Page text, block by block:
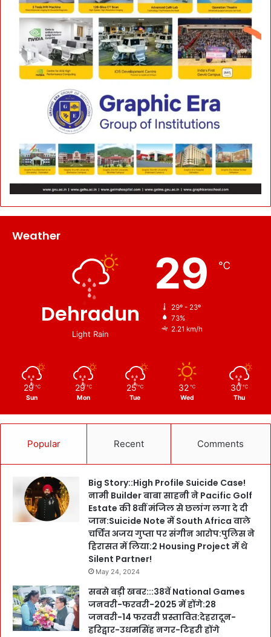
Weather
Dehradun
Light Rain
29 ℃
29º - 23º
73%
2.21 km/h
29 ℃
Sun
29 ℃
Mon
25 ℃
Tue
32 ℃
Wed
30 ℃
Thu
Popular Recent Comments
Big Story::High Profile Suicide Case!
नामी Builder बाबा साहनी ने Pacific Golf
Estate की 8वीं मंजिल से छलांग लगा दे दी
जान:Suicide Note में South Africa वाले
चर्चित अजय गुप्ता पर संगीन आरोप:पुलिस ने
हिरासत में लिया:2 Housing Project में थे
Silent Partner!
May 24, 2024
सबसे बड़ी खबर:::38वें National Games
जनवरी-फरवरी-2025 में होंगे:28
जनवरी-14 फरवरी प्रस्तावित:देहरादून-
हरिद्वार-उधमसिंह नगर-टिहरी होंगे